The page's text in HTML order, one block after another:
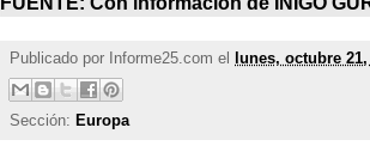
Publicado por Informe25.com el lunes, octubre 21,
Sección: Europa